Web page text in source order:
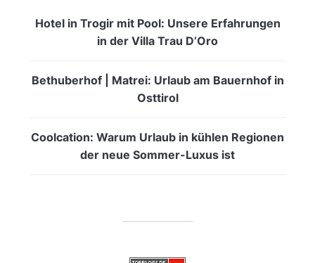
Hotel in Trogir mit Pool: Unsere Erfahrungen
in der Villa Trau D’Oro
Bethuberhof | Matrei: Urlaub am Bauernhof in
Osttirol
Coolcation: Warum Urlaub in kühlen Regionen
der neue Sommer-Luxus ist